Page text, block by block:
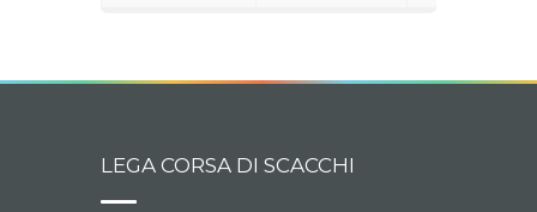
LEGA CORSA DI SCACCHI